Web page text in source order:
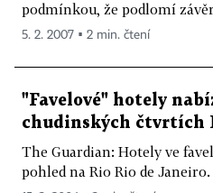
podmínkou, že podlomí
5. 2. 2007 ▪ 2 min. čtení
"Favelové" hotely
chudinských čtvrtích
The Guardian: Hotely ve
pohled na Rio Rio de Janeiro.